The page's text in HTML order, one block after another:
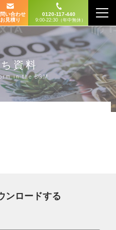
い合わせ
お見積り
0120-117-440
9:00-22:30（年中無休）
資料
in the BGM
ンロードする